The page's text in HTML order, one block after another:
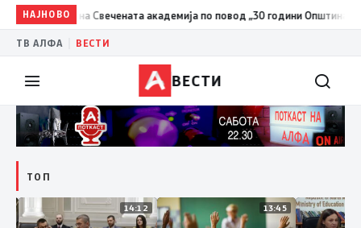
НАЈНОВО20:24Сиљановска Давкова на Свечената академија по
ТВ АЛФА ВЕСТИ
ВЕСТИ
ТОП
15:20 14:12 13:45